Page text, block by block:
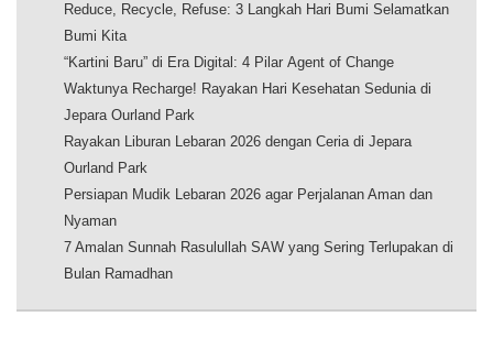
Reduce, Recycle, Refuse: 3 Langkah Hari Bumi Selamatkan
Bumi Kita
“Kartini Baru” di Era Digital: 4 Pilar Agent of Change
Waktunya Recharge! Rayakan Hari Kesehatan Sedunia di
Jepara Ourland Park
Rayakan Liburan Lebaran 2026 dengan Ceria di Jepara
Ourland Park
Persiapan Mudik Lebaran 2026 agar Perjalanan Aman dan
Nyaman
7 Amalan Sunnah Rasulullah SAW yang Sering Terlupakan di
Bulan Ramadhan